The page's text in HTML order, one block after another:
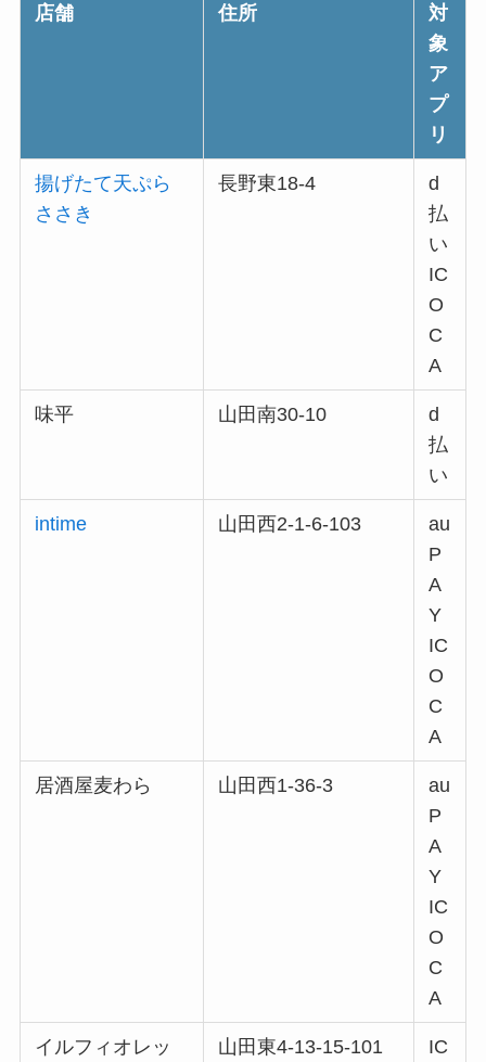
店舗 住所
対
象
ア
プ
リ
揚げたて天ぷら
ささき
長野東18-4
d
払
い
IC
O
C
A
味平 山田南30-10
d
払
い
intime 山田西2-1-6-103
au
P
A
Y
IC
O
C
A
居酒屋麦わら 山田西1-36-3
au
P
A
Y
IC
O
C
A
イルフィオレッ
山田東4-13-15-101
IC